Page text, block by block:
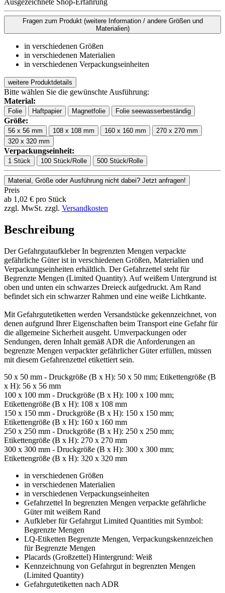
Fragen zum Produkt (weitere Information / andere Größen und
Materialien)
in verschiedenen Größen
in verschiedenen Materialien
in verschiedenen Verpackungseinheiten
weitere Produktdetails
Bitte wählen Sie die gewünschte Ausführung:
Material:
Folie Haftpapier Magnetfolie Folie seewasserbeständig
Größe:
56 x 56 mm 108 x 108 mm 160 x 160 mm
270 x 270 mm
320 x 320 mm
Verpackungseinheit:
1 Stück 100 Stück/Rolle 500 Stück/Rolle
Material, Größe oder Ausführung nicht dabei? Jetzt anfragen!
Preis
ab 1,02 € pro Stück
zzgl. MwSt. zzgl. Versandkosten
Beschreibung
Der Gefahrgutaufkleber In begrenzten Mengen verpackte
gefährliche Güter ist in verschiedenen Größen, Materialien und
Verpackungseinheiten erhältlich. Der Gefahrzettel steht für
Begrenzte Mengen (Limited Quantity). Auf weißem Untergrund ist
oben und unten ein schwarzes Dreieck aufgedruckt. Am Rand
befindet sich ein schwarzer Rahmen und eine weiße Lichtkante.
Mit Gefahrgutetiketten werden Versandstücke gekennzeichnet, von
denen aufgrund Ihrer Eigenschaften beim Transport eine Gefahr für
die allgemeine Sicherheit ausgeht. Umverpackungen oder
Sendungen, deren Inhalt gemäß ADR die Anforderungen an
begrenzte Mengen verpackter gefährlicher Güter erfüllen, müssen
mit diesem Gefahrenzettel etikettiert sein.
50 x 50 mm - Druckgröße (B x H): 50 x 50 mm; Etikettengröße (B
x H): 56 x 56 mm
100 x 100 mm - Druckgröße (B x H): 100 x 100 mm;
Etikettengröße (B x H): 108 x 108 mm
150 x 150 mm - Druckgröße (B x H): 150 x 150 mm;
Etikettengröße (B x H): 160 x 160 mm
250 x 250 mm - Druckgröße (B x H): 250 x 250 mm;
Etikettengröße (B x H): 270 x 270 mm
300 x 300 mm - Druckgröße (B x H): 300 x 300 mm;
Etikettengröße (B x H): 320 x 320 mm
in verschiedenen Größen
in verschiedenen Materialien
in verschiedenen Verpackungseinheiten
Gefahrzettel In begrenzten Mengen verpackte gefährliche
Güter mit weißem Rand
Aufkleber für Gefahrgut Limited Quantities mit Symbol:
Begrenzte Mengen
LQ-Etiketten Begrenzte Mengen, Verpackungskennzeichen
für Begrenzte Mengen
Placards (Großzettel) Hintergrund: Weiß
Kennzeichnung von Gefahrgut in begrenzten Mengen
(Limited Quantity)
Gefahrgutetiketten nach ADR